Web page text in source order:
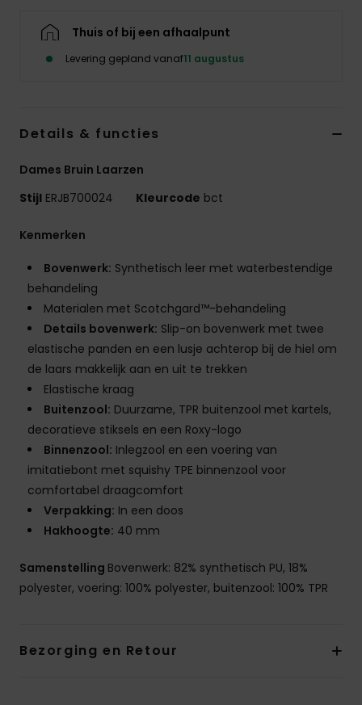
Thuis of bij een afhaalpunt
Levering gepland vanaf11 augustus
Details & functies
Dames Bruin Laarzen
Stijl ERJB700024 Kleurcode bct
Kenmerken
Bovenwerk: Synthetisch leer met waterbestendige
behandeling
Materialen met Scotchgard™-behandeling
Details bovenwerk: Slip-on bovenwerk met twee
elastische panden en een lusje achterop bij de hiel om
de laars makkelijk aan en uit te trekken
Elastische kraag
Buitenzool: Duurzame, TPR buitenzool met kartels,
decoratieve stiksels en een Roxy-logo
Binnenzool: Inlegzool en een voering van
imitatiebont met squishy TPE binnenzool voor
comfortabel draagcomfort
Verpakking: In een doos
Hakhoogte: 40 mm
Samenstelling Bovenwerk: 82% synthetisch PU, 18%
polyester, voering: 100% polyester, buitenzool: 100% TPR
Bezorging en Retour